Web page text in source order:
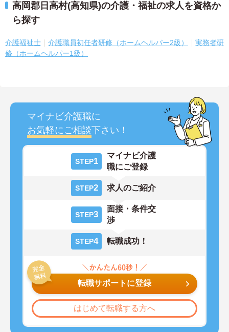
高岡郡日高村(高知県)の介護・福祉の求人を資格か
ら探す
介護福祉士 介護職員初任者研修（ホームヘルパー2級）
実務者研
修（ホームヘルパー1級）
マイナビ介護職に
お気軽にご相談下さい！
STEP1
マイナビ介護
職にご登録
STEP2 求人のご紹介
STEP3
面接・条件交
渉
STEP4 転職成功！
転職サポートに登録
はじめて転職する方へ